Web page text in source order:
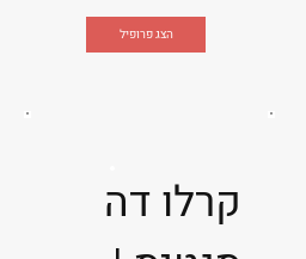
הצג פרופיל
קרלו דה